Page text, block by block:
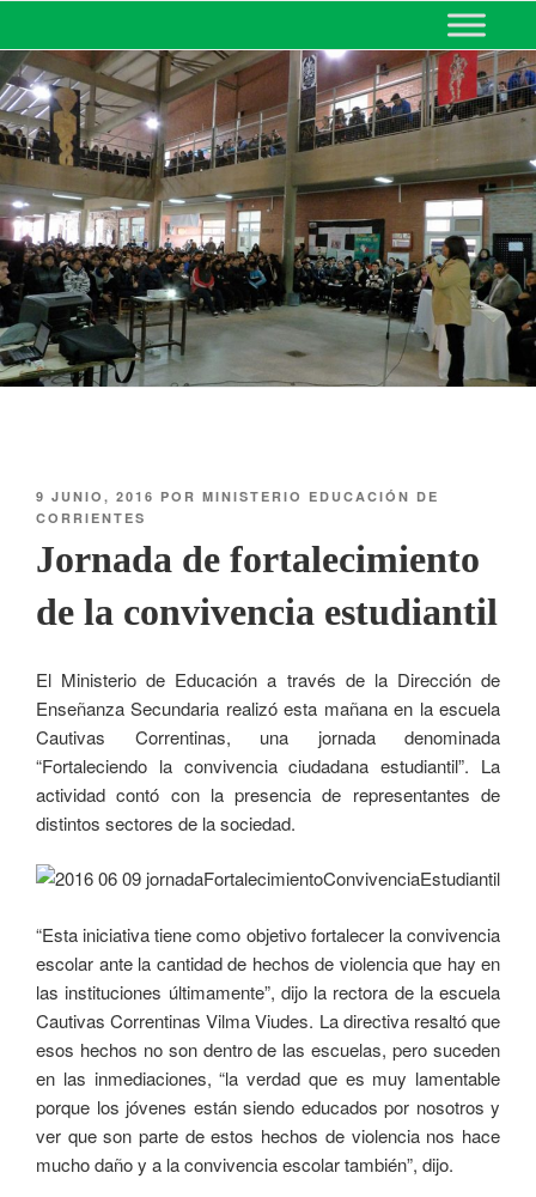
MINISTERIO DE EDUCACIÓN
DE CORRIENTES
9 JUNIO, 2016 POR MINISTERIO EDUCACIÓN DE
CORRIENTES
Jornada de fortalecimiento
de la convivencia estudiantil
El Ministerio de Educación a través de la Dirección de
Enseñanza Secundaria realizó esta mañana en la escuela
Cautivas Correntinas, una jornada denominada
“Fortaleciendo la convivencia ciudadana estudiantil”. La
actividad contó con la presencia de representantes de
distintos sectores de la sociedad.
“Esta iniciativa tiene como objetivo fortalecer la convivencia
escolar ante la cantidad de hechos de violencia que hay en
las instituciones últimamente”, dijo la rectora de la escuela
Cautivas Correntinas Vilma Viudes. La directiva resaltó que
esos hechos no son dentro de las escuelas, pero suceden
en las inmediaciones, “la verdad que es muy lamentable
porque los jóvenes están siendo educados por nosotros y
ver que son parte de estos hechos de violencia nos hace
mucho daño y a la convivencia escolar también”, dijo.